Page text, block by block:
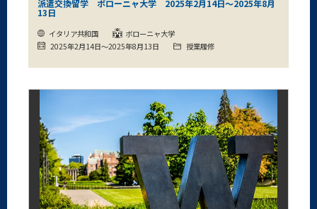
派遣交換留学 ボローニャ大学 2025年2月14日～2025年8月
13日
イタリア共和国
ボローニャ大学
2025年2月14日～2025年8月13日
授業履修